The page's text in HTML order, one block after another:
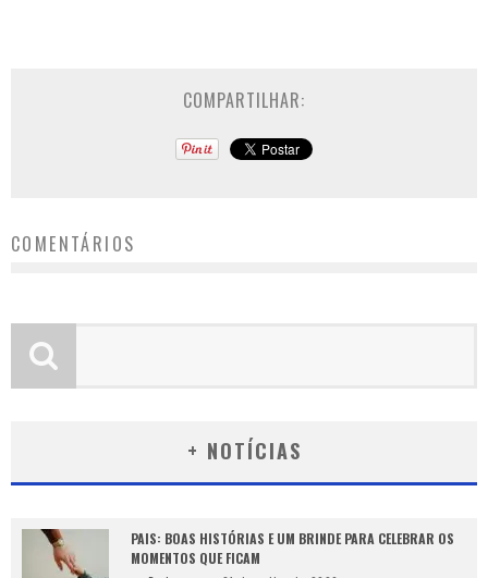
COMPARTILHAR:
COMENTÁRIOS
+ NOTÍCIAS
PAIS: BOAS HISTÓRIAS E UM BRINDE PARA CELEBRAR OS
MOMENTOS QUE FICAM